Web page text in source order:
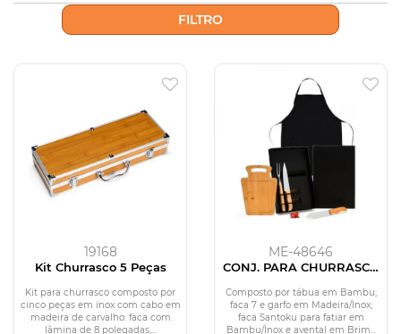
FILTRO
19168
Kit Churrasco 5 Peças
Kit para churrasco composto por
cinco peças em inox com cabo em
madeira de carvalho: faca com
lâmina de 8 polegadas,...
ME-48646
CONJ. PARA CHURRASCO
Composto por tábua em Bambu;
faca 7 e garfo em Madeira/Inox;
faca Santoku para fatiar em
Bambu/Inox e avental em Brim...